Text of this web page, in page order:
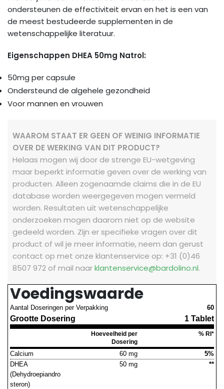
ondersteunen de effectiviteit ervan en het is een van
de meest bestudeerde supplementen in de
wetenschappelijke literatuur.
Eigenschappen DHEA 50mg Natrol:
50mg per capsule
Ondersteund de algehele gezondheid
Voor mannen en vrouwen
WAAROM STAAT ER GEEN OF WEINIG INFORMATIE
OVER DE WERKING VAN DIT PRODUCT?
Helaas mogen wij door de strenge EU-wetgeving
maar beperkt informatie geven over de werking van
producten. Alleen zogenaamde claims die in de EU
database worden weergegeven mogen vermeld
worden. Resultaten uit wetenschappelijke
onderzoeken mogen daarom niet op de website
gedeeld worden. Zijn er specifieke vragen over dit
product of wil je meer informatie, neem dan gerust
contact op met onze klantenservice op: +31 (0)46
8507 972 of mail naarklantenservice@bardolino.nl.
Voedingswaarde
Aantal Doseringen per Verpakking 60
Grootte Dosering 1 Tablet
Hoeveelheid per
Dosering
% RI*
Calcium 60 mg
5%
DHEA
(Dehydroepiandro
steron)
50 mg **